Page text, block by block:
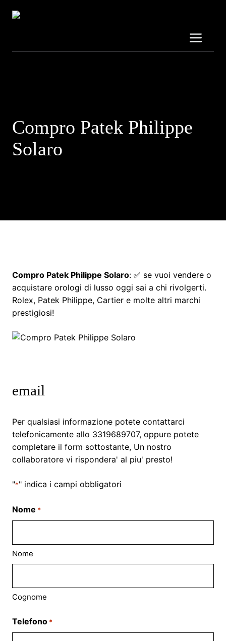
Compro Patek Philippe
Solaro
Compro Patek Philippe Solaro: ✅ se vuoi vendere o
acquistare orologi di lusso oggi sai a chi rivolgerti.
Rolex, Patek Philippe, Cartier e molte altri marchi
prestigiosi!
email
Per qualsiasi informazione potete contattarci
telefonicamente allo 3319689707, oppure potete
completare il form sottostante, Un nostro
collaboratore vi rispondera' al piu' presto!
"*" indica i campi obbligatori
Nome *
Nome
Cognome
Telefono *